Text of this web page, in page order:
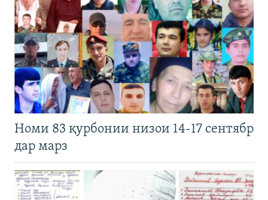
Номи 83 қурбонии низои 14-17 сентябр
дар марз